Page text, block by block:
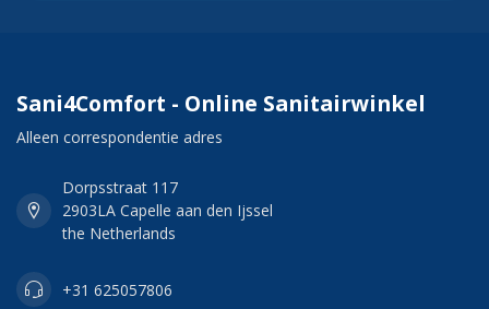
Sani4Comfort - Online Sanitairwinkel
Alleen correspondentie adres
Dorpsstraat 117
2903LA Capelle aan den Ijssel
the Netherlands
+31 625057806